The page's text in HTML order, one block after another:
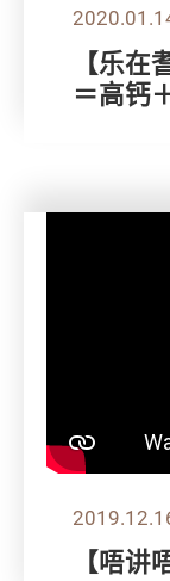
【乐
＝高钙
【唔讲